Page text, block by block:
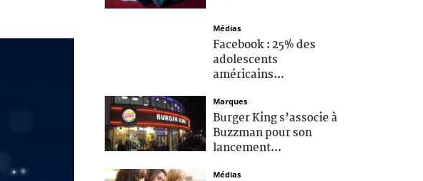
Médias
Facebook : 25% des
adolescents
américains...
Marques
Burger King s’associe à
Buzzman pour son
lancement...
Médias